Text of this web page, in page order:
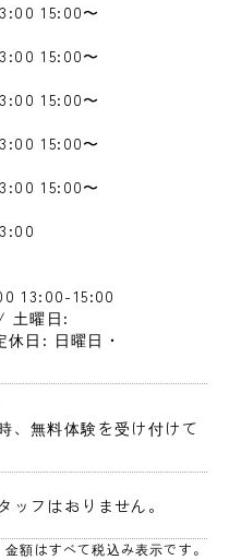
15:00〜
15:00〜
15:00〜
15:00〜
15:00〜
13:00-15:00
土曜日:
日: 日曜日・
ッフはおりません。
金額はすべて税込み表示です。